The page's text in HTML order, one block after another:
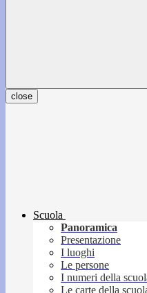
close
Scuola
Panoramica
Presentazione
I luoghi
Le persone
I numeri della
Le carte della